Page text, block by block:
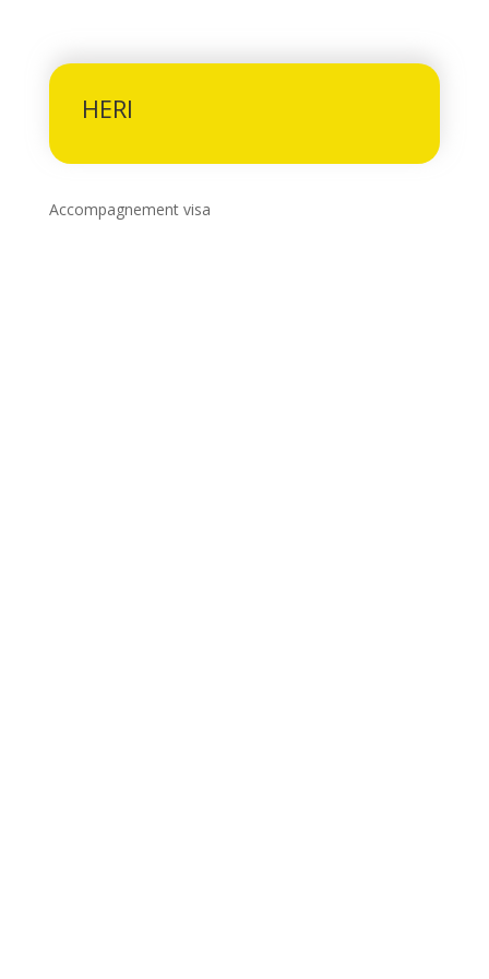
HERI
Accompagnement visa